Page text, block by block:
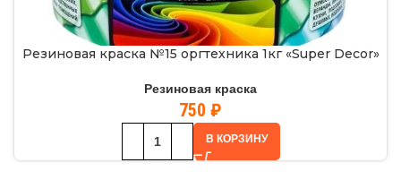
Резиновая краска №15 оргтехника 1кг «Super Decor»
Резиновая краска
750 ₽
В КОРЗИНУ